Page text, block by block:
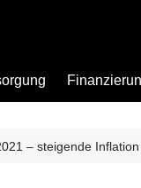
– steigende